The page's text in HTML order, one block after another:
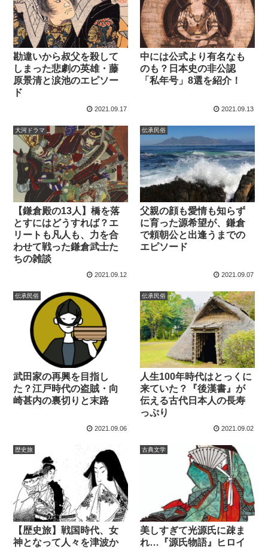
勘違いから叔父を殺して
しまった悲劇の英雄・藤
原景清と涙池のエピソー
ド
2021.09.17
中には公式より有名なも
のも？日本史の非公認
「私年号」8選を紹介！
2021.09.13
大河ドラマ
【鎌倉殿の13人】橋を落
とすにはどうすれば？エ
リートも凡人も、力を合
わせて戦った鎌倉武士た
ちの雑談
2021.09.12
伝承民俗
父親の顔も愛情も知らず
に育った源希望が、鎌倉
で頼朝公と出逢うまでの
エピソード
2021.09.07
伝承民俗
武田家の再興を目指し
た？江戸時代の盗賊・向
崎甚内の裏切りと末路
2021.09.06
伝承民俗
人生100年時代はとっくに
来ていた？『後漢書』が
伝える古代日本人の長寿
っぷり
2021.09.02
歴史旅
【歴史旅】戦国時代、女
神となって人々を津波か
古典文学
美しすぎて光源氏に疎ま
れ…『源氏物語』ヒロイ